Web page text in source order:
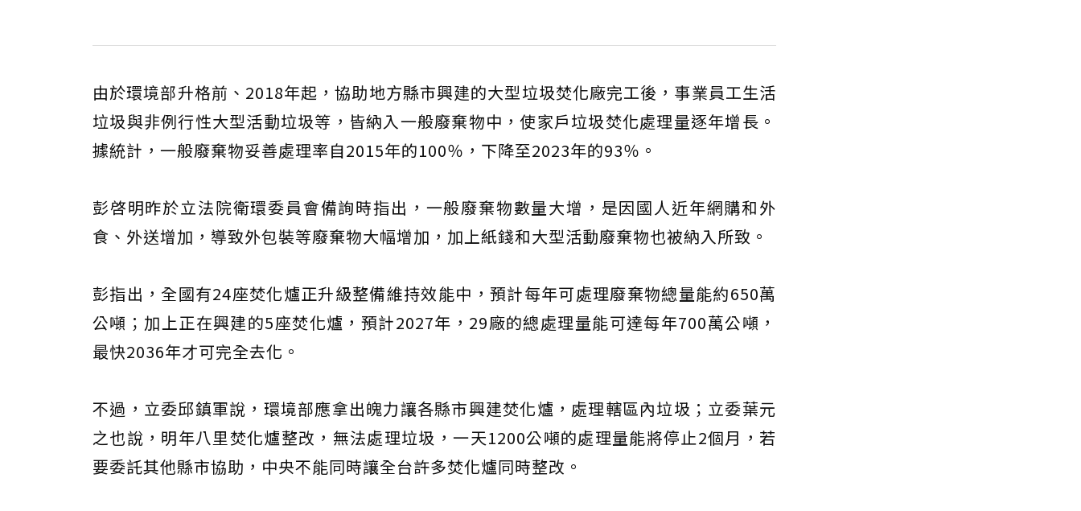
由於環境部升格前、2018年起，協助地方縣市興建的大型垃圾焚化廠完工後，事業員工生活
垃圾與非例行性大型活動垃圾等，皆納入一般廢棄物中，使家戶垃圾焚化處理量逐年增長。
據統計，一般廢棄物妥善處理率自2015年的100％，下降至2023年的93％。
彭啓明昨於立法院衛環委員會備詢時指出，一般廢棄物數量大增，是因國人近年網購和外
食、外送增加，導致外包裝等廢棄物大幅增加，加上紙錢和大型活動廢棄物也被納入所致。
彭指出，全國有24座焚化爐正升級整備維持效能中，預計每年可處理廢棄物總量能約650萬
公噸；加上正在興建的5座焚化爐，預計2027年，29廠的總處理量能可達每年700萬公噸，
最快2036年才可完全去化。
不過，立委邱鎮軍說，環境部應拿出魄力讓各縣市興建焚化爐，處理轄區內垃圾；立委葉元
之也說，明年八里焚化爐整改，無法處理垃圾，一天1200公噸的處理量能將停止2個月，若
要委託其他縣市協助，中央不能同時讓全台許多焚化爐同時整改。